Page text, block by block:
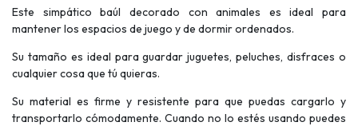
Este simpático baúl decorado con animales es ideal para
mantener los espacios de juego y de dormir ordenados.
Su tamaño es ideal para guardar juguetes, peluches, disfraces o
cualquier cosa que tú quieras.
Su material es firme y resistente para que puedas cargarlo y
transportarlo cómodamente. Cuando no lo estés usando puedes